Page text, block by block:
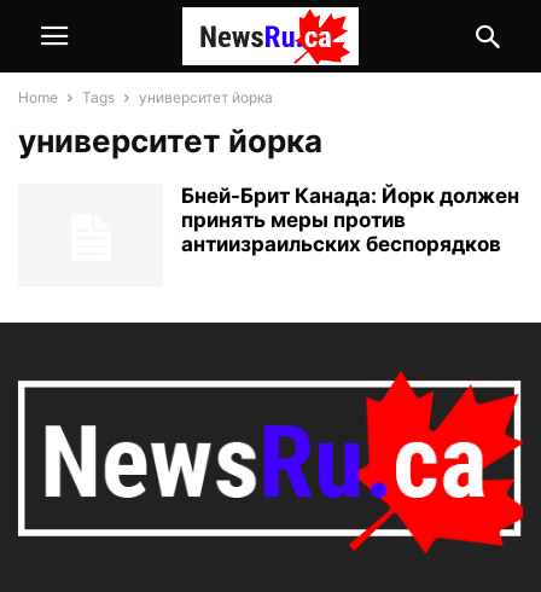
Home Tags университет йорка
университет йорка
Бней-Брит Канада: Йорк должен
принять меры против
антиизраильских беспорядков